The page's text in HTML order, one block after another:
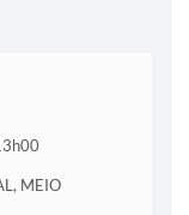
MEIO